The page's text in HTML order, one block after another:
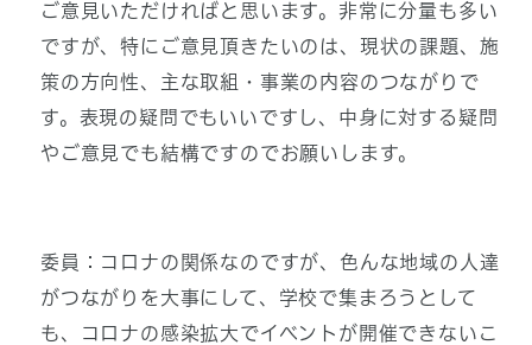
ご意見いただければと思います。非常に分量も多い
ですが、特にご意見頂きたいのは、現状の課題、施
策の方向性、主な取組・事業の内容のつながりで
す。表現の疑問でもいいですし、中身に対する疑問
やご意見でも結構ですのでお願いします。
委員：コロナの関係なのですが、色んな地域の人達
がつながりを大事にして、学校で集まろうとして
も、コロナの感染拡大でイベントが開催できないこ